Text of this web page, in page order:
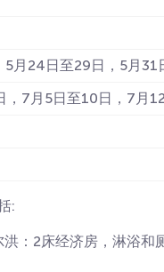
5月24日至29日，5月
，7月5日至10日，7月
:
：2床经济房，淋浴和